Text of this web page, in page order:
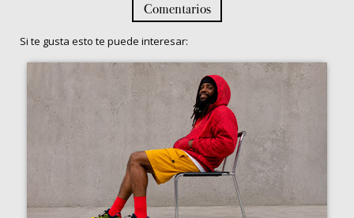
Comentarios
Si te gusta esto te puede interesar: